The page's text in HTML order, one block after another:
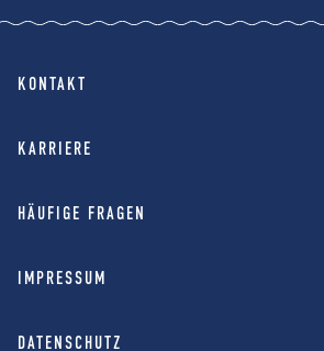
KONTAKT
KARRIERE
HÄUFIGE FRAGEN
IMPRESSUM
DATENSCHUTZ